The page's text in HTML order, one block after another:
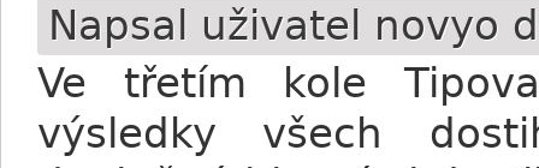
Napsal uživatel novyo
Ve třetím kole
výsledky všech